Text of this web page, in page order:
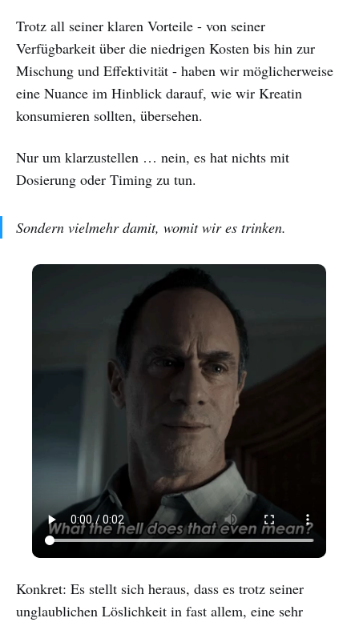
Trotz all seiner klaren Vorteile - von seiner
Verfügbarkeit über die niedrigen Kosten bis hin zur
Mischung und Effektivität - haben wir möglicherweise
eine Nuance im Hinblick darauf, wie wir Kreatin
konsumieren sollten, übersehen.
Nur um klarzustellen … nein, es hat nichts mit
Dosierung oder Timing zu tun.
Sondern vielmehr damit, womit wir es trinken.
Konkret: Es stellt sich heraus, dass es trotz seiner
unglaublichen Löslichkeit in fast allem, eine sehr